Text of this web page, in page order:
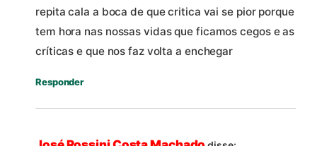
repita cala a boca de que critica vai se pior porque
tem hora nas nossas vidas que ficamos cegos e as
críticas e que nos faz volta a enchegar
Responder